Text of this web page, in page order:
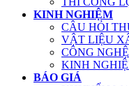
KINH NGHIỆM
CÂU HỎI
VẬT LIỆU
CÔNG
KINH
BÁO GIÁ